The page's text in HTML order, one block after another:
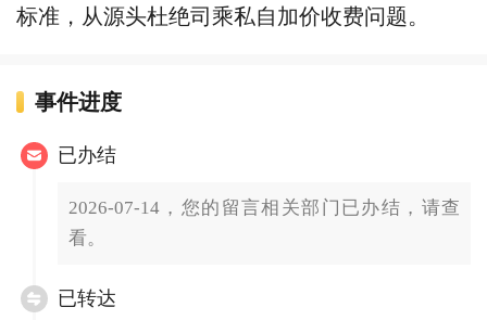
标准，从源头杜绝司乘私自加价收费问题。
事件进度
已办结
2026-07-14，您的留言相关部门已办结，请查
看。
已转达